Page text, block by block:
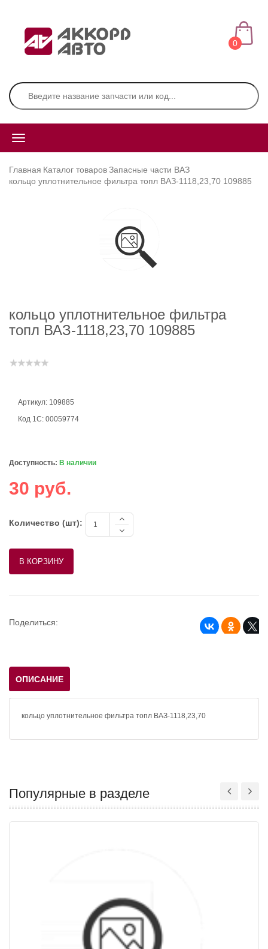
0
Главная Каталог товаровЗапасные части ВАЗ
кольцо уплотнительное фильтра топл ВАЗ-1118,23,70 109885
кольцо уплотнительное фильтра
топл ВАЗ-1118,23,70 109885
Артикул: 109885
Код 1С: 00059774
Доступность: В наличии
30 руб.
Количество (шт):
Поделиться:
ОПИСАНИЕ
кольцо уплотнительное фильтра топл ВАЗ-1118,23,70
Популярные в разделе